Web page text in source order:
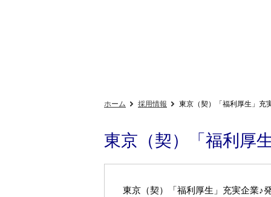
ホーム 採用情報 東京（契）「福利厚生」充
東京（契）「福利厚
東京（契）「福利厚生」充実企業♪